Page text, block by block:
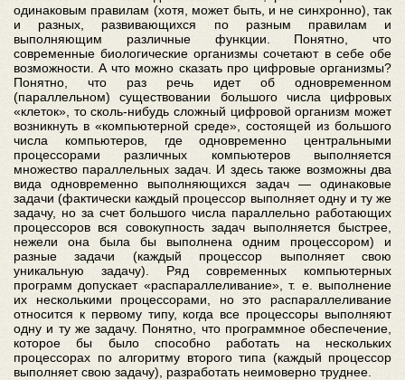
одинаковым правилам (хотя, может быть, и не синхронно), так
и разных, развивающихся по разным правилам и
выполняющим различные функции. Понятно, что
современные биологические организмы сочетают в себе обе
возможности. А что можно сказать про цифровые организмы?
Понятно, что раз речь идет об одновременном
(параллельном) существовании большого числа цифровых
«клеток», то сколь-нибудь сложный цифровой организм может
возникнуть в «компьютерной среде», состоящей из большого
числа компьютеров, где одновременно центральными
процессорами различных компьютеров выполняется
множество параллельных задач. И здесь также возможны два
вида одновременно выполняющихся задач — одинаковые
задачи (фактически каждый процессор выполняет одну и ту же
задачу, но за счет большого числа параллельно работающих
процессоров вся совокупность задач выполняется быстрее,
нежели она была бы выполнена одним процессором) и
разные задачи (каждый процессор выполняет свою
уникальную задачу). Ряд современных компьютерных
программ допускает «распараллеливание», т. е. выполнение
их несколькими процессорами, но это распараллеливание
относится к первому типу, когда все процессоры выполняют
одну и ту же задачу. Понятно, что программное обеспечение,
которое бы было способно работать на нескольких
процессорах по алгоритму второго типа (каждый процессор
выполняет свою задачу), разработать неимоверно труднее.